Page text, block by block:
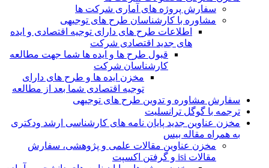
سفارش پروژه های آماری شرکت ها
مشاوره با کارشناسان طرح های توجیهی
اطلاعات طرح های دارای توجیه اقتصادی و ایده
های جدید اقتصادی شرکت
قبول طرح ها و ایده ها شما جهت مطالعه
کارشناسان شرکت
مخزن ایده ها و طرح های دارای
توجیه اقتصادی شما بعد از مطالعه
سفارش مشاوره و تدوین طرح های توجیهی
ترجمه با گوگل ترانسلیت
مخزن عناوین جدید پایان نامه های کارشناسی ارشد ودکتری
به همراه مقاله بیس
مخزن عناوین مقالات علمی و پژوهشی، سفارش
مقالات isi و گرفتن اکسپت